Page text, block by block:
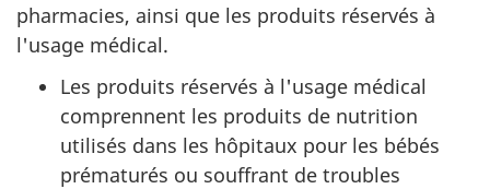
pharmacies, ainsi que les produits réservés à
l'usage médical.
Les produits réservés à l'usage médical
comprennent les produits de nutrition
utilisés dans les hôpitaux pour les bébés
prématurés ou souffrant de troubles